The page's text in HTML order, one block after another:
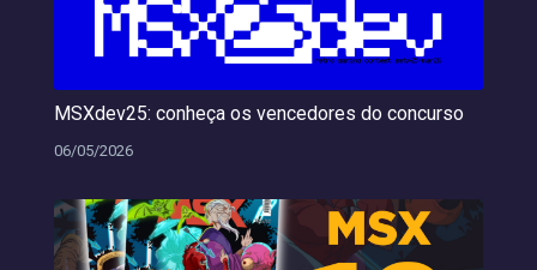
MSXdev25: conheça os vencedores do concurso
06/05/2026